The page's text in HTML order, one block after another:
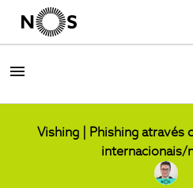
Vishing | Phishing através
internacionais/